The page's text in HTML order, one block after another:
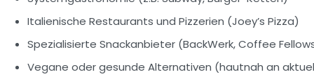
Italienische Restaurants und Pizzerien (Joey’s Pizza)
Spezialisierte Snackanbieter (BackWerk, Coffee
Vegane oder gesunde Alternativen (hautnah an